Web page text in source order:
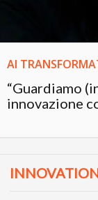
AI
“Guardiamo
innovazione